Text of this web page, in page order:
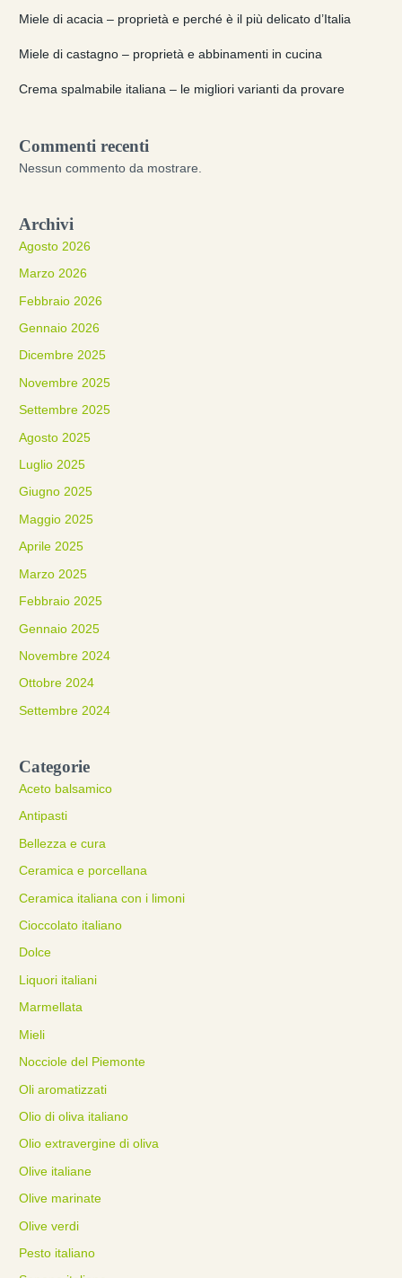
Miele di acacia – proprietà e perché è il più delicato d’Italia
Miele di castagno – proprietà e abbinamenti in cucina
Crema spalmabile italiana – le migliori varianti da provare
Commenti recenti
Nessun commento da mostrare.
Archivi
Agosto 2026
Marzo 2026
Febbraio 2026
Gennaio 2026
Dicembre 2025
Novembre 2025
Settembre 2025
Agosto 2025
Luglio 2025
Giugno 2025
Maggio 2025
Aprile 2025
Marzo 2025
Febbraio 2025
Gennaio 2025
Novembre 2024
Ottobre 2024
Settembre 2024
Categorie
Aceto balsamico
Antipasti
Bellezza e cura
Ceramica e porcellana
Ceramica italiana con i limoni
Cioccolato italiano
Dolce
Liquori italiani
Marmellata
Mieli
Nocciole del Piemonte
Oli aromatizzati
Olio di oliva italiano
Olio extravergine di oliva
Olive italiane
Olive marinate
Olive verdi
Pesto italiano